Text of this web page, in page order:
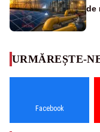
de
URMĂREȘTE-
Facebook